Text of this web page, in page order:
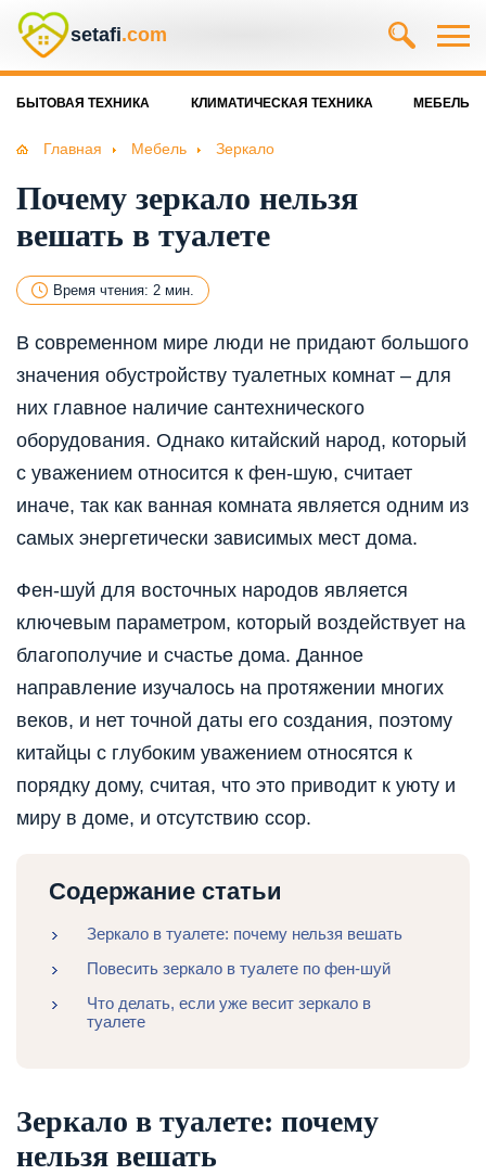
setafi.com
БЫТОВАЯ ТЕХНИКА КЛИМАТИЧЕСКАЯ ТЕХНИКА МЕБЕЛЬ
Главная Мебель Зеркало
Почему зеркало нельзя
вешать в туалете
Время чтения: 2 мин.
В современном мире люди не придают большого
значения обустройству туалетных комнат – для
них главное наличие сантехнического
оборудования. Однако китайский народ, который
с уважением относится к фен-шую, считает
иначе, так как ванная комната является одним из
самых энергетически зависимых мест дома.
Фен-шуй для восточных народов является
ключевым параметром, который воздействует на
благополучие и счастье дома. Данное
направление изучалось на протяжении многих
веков, и нет точной даты его создания, поэтому
китайцы с глубоким уважением относятся к
порядку дому, считая, что это приводит к уюту и
миру в доме, и отсутствию ссор.
Содержание статьи
Зеркало в туалете: почему нельзя вешать
Повесить зеркало в туалете по фен-шуй
Что делать, если уже весит зеркало в
туалете
Зеркало в туалете: почему
нельзя вешать